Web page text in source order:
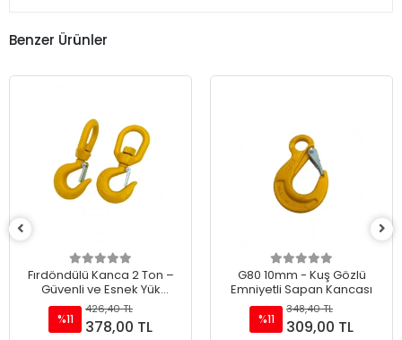
Benzer Ürünler
G80 10mm - Kuş Gözlü
Emniyetli Sapan Kancası
%11
348,40 TL
309,00 TL
G80 16mm - Pimli Sapan
Kancası ( A Kanca )
%11
1.511,90 TL
1.343,00 TL